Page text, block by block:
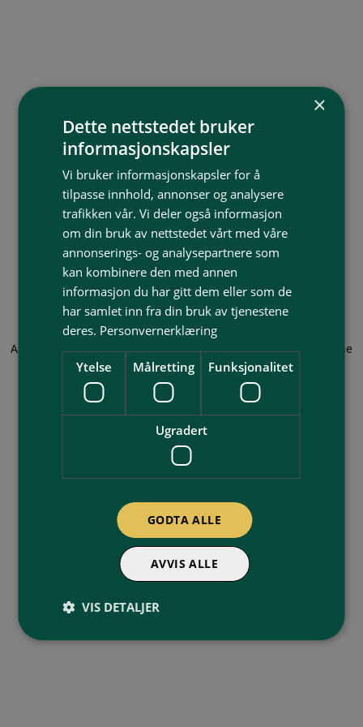
Application error: a client-side exception has occurred (see the
browser console for more information).
×
Dette nettstedet bruker
informasjonskapsler
Vi bruker informasjonskapsler for å
tilpasse innhold, annonser og analysere
trafikken vår. Vi deler også informasjon
om din bruk av nettstedet vårt med våre
annonserings- og analysepartnere som
kan kombinere den med annen
informasjon du har gitt dem eller som de
har samlet inn fra din bruk av tjenestene
deres. Personvernerklæring
Ytelse Målretting Funksjonalitet
Ugradert
GODTA ALLE
AVVIS ALLE
VIS DETALJER